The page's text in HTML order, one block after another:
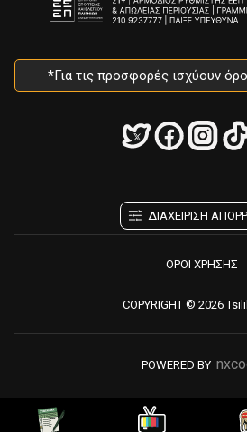
*Για τις προσφορές ισχύουν
ΔΙΑΧΕΙΡΙΣΗ
ΟΡΟΙ ΧΡΗΣΗΣ
POWERED BY
COPYRIGHT © 2026